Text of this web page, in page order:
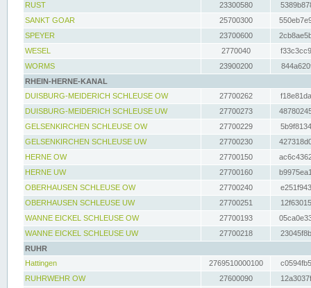
RUST
23300580
SANKT GOAR
25700300
SPEYER
23700600
WESEL
2770040
WORMS
23900200
RHEIN-HERNE-KANAL
DUISBURG-MEIDERICH SCHLEUSE OW
27700262
DUISBURG-MEIDERICH SCHLEUSE UW
27700273
GELSENKIRCHEN SCHLEUSE OW
27700229
GELSENKIRCHEN SCHLEUSE UW
27700230
HERNE OW
27700150
HERNE UW
27700160
OBERHAUSEN SCHLEUSE OW
27700240
OBERHAUSEN SCHLEUSE UW
27700251
WANNE EICKEL SCHLEUSE OW
27700193
WANNE EICKEL SCHLEUSE UW
27700218
RUHR
Hattingen
2769510000100
RUHRWEHR OW
27600090